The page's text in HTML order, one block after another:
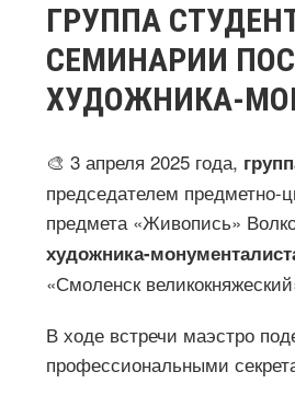
ГРУППА
СЕМИНАРИИ
ХУДОЖНИКА-
🎨 3 апреля 2025 года,
председателем
предмета «Живопись»
художника-
«Смоленск
В ходе встречи маэстро
профессиональными